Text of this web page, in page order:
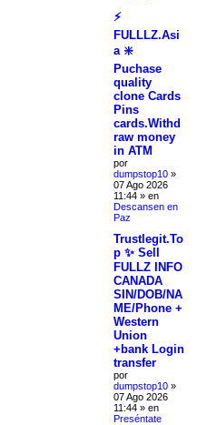
⚡
FULLLZ.Asi
a ❇️
Puchase
quality
clone Cards
Pins
cards.Withd
raw money
in ATM
por
dumpstop10 »
07 Ago 2026
11:44 » en
Descansen en
Paz
Trustlegit.To
p ✨ Sell
FULLZ INFO
CANADA
SIN/DOB/NA
ME/Phone +
Western
Union
+bank Login
transfer
por
dumpstop10 »
07 Ago 2026
11:44 » en
Preséntate